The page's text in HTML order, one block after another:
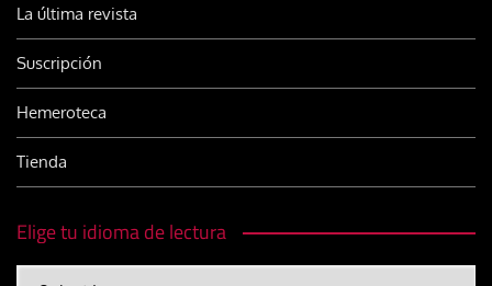
La última revista
Suscripción
Hemeroteca
Tienda
Elige tu idioma de lectura